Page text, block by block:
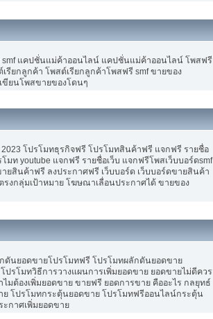
smf แคปชั่นแม่ค้าออนไลน์ แคปชั่นแม่ค้าออนไลน์ โพสฟรี
เรียกลูกค้า โพสต์เรียกลูกค้าโพสฟรี smf ขายของ
ขียนโพสขายของโดนๆ
โปรโมทธุรกิจฟรี โปรโมทสินค้าฟรี แจกฟรี รายชื่อ
มท youtube แจกฟรี รายชื่อเว็บ แจกฟรีโพสเว็บบอร์ดsmf
ยสินค้าฟรี ลงประกาศฟรี เว็บบอร์ด เว็บบอร์ดขายสินค้า
งกลุ่มเป้าหมาย โฆษณาเลื่อนประกาศได้ ขายของ
ดันยอดขายโปรโมทฟรี โปรโมทผลักดันยอดขาย
ปรโมทวิธีการวางแผนการเพิ่มยอดขาย ยอดขายไม่ดีควร
ไมต้องเพิ่มยอดขาย ขายฟรี ยอดการขาย คืออะไร กลยุทธ์
โปรโมทกระตุ้นยอดขาย โปรโมทฟรีออนไลน์กระตุ้น
ะกาศเพิ่มยอดขาย